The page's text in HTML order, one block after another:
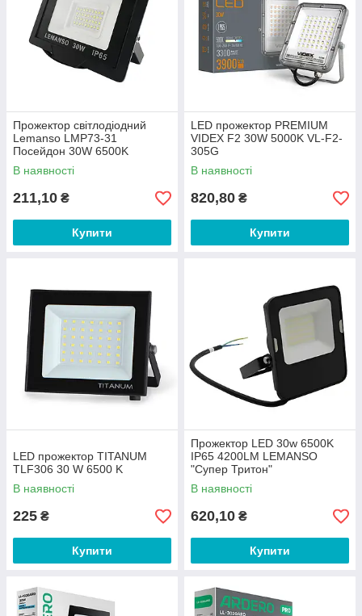
Прожектор світлодіодний
Lemanso LMP73-31
Посейдон 30W 6500K
2400Lm IP65
В наявності
211,10 ₴
Купити
LED прожектор PREMIUM
VIDEX F2 30W 5000K VL-F2-
305G
В наявності
820,80 ₴
Купити
LED прожектор TITANUM
TLF306 30 W 6500 K
В наявності
225 ₴
Купити
Прожектор LED 30w 6500K
IP65 4200LM LEMANSO
"Супер Тритон"
чорний/LMP96-32
В наявності
620,10 ₴
Купити